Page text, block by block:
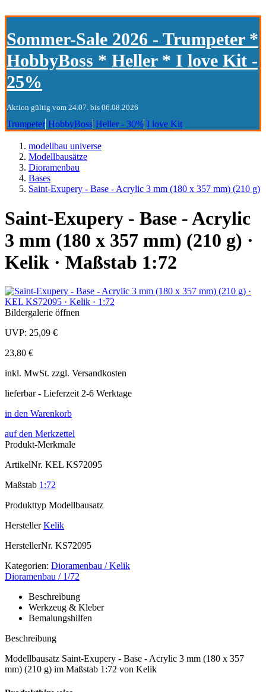
Sommer-Sale 2026 - Trumpeter *
HobbyBoss * Heller * I love Kit -
25%
Aktion gültig vom 24.07. bis 06.08.2026
Trumpeter HobbyBoss Heller - 30% I love Kit
modellbau universe
Modellbausätze
Dioramenbau
Bases
Saint-Exupery - Base - Acrylic 3 mm (180 x 357 mm) (210 g)
Saint-Exupery - Base - Acrylic
3 mm (180 x 357 mm) (210 g) ·
Kelik · Maßstab 1:72
Bildergalerie öffnen
UVP: 25,09 €
23,80 €
inkl. MwSt. zzgl. Versandkosten
lieferbar - Lieferzeit 2-6 Werktage
in den Warenkorb
auf den Merkzettel
Produkt-Merkmale
ArtikelNr. KEL KS72095
Maßstab 1:72
Produkttyp Modellbausatz
Hersteller Kelik
HerstellerNr. KS72095
Kategorien: Dioramenbau / Kelik
Dioramenbau / 1/72
Beschreibung
Werkzeug & Kleber
Bemalungshilfen
Beschreibung
Modellbausatz Saint-Exupery - Base - Acrylic 3 mm (180 x 357
mm) (210 g) im Maßstab 1:72 von Kelik